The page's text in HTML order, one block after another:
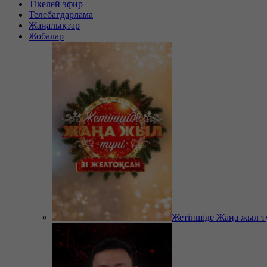
Тікелей эфир
Телебағдарлама
Жаңалықтар
Жобалар
Жетіншіде Жаңа жыл